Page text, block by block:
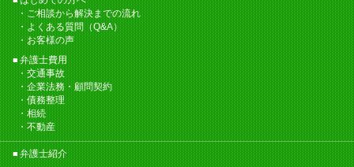
ご相談から解決までの流れ
よくある質問（Q&A）
お客様の声
弁護士費用
交通事故
企業法務・顧問契約
債務整理
相続
不動産
弁護士紹介